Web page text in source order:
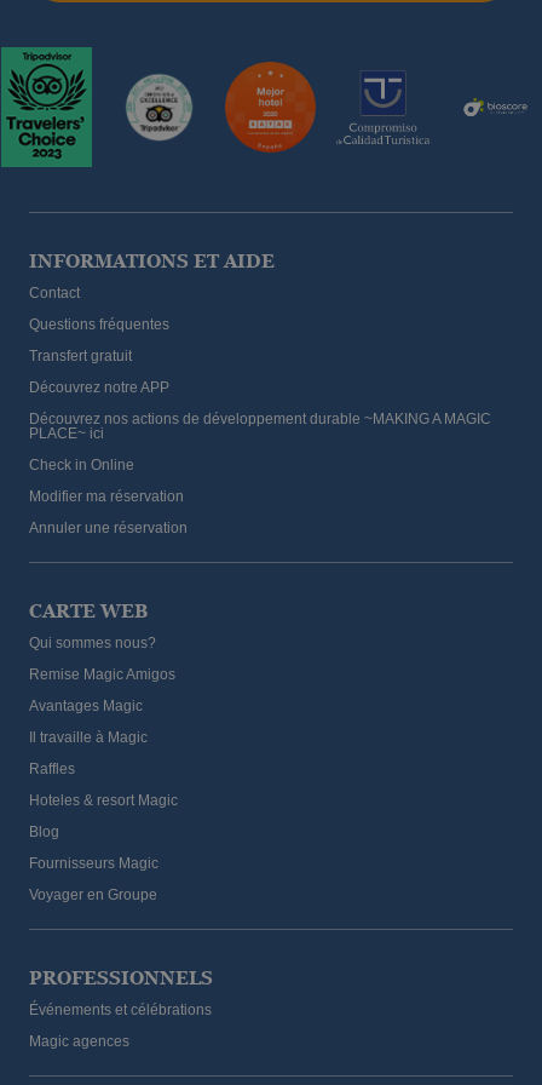
INFORMATIONS ET AIDE
Contact
Questions fréquentes
Transfert gratuit
Découvrez notre APP
Découvrez nos actions de développement durable ~MAKING A MAGIC
PLACE~ ici
Check in Online
Modifier ma réservation
Annuler une réservation
CARTE WEB
Qui sommes nous?
Remise Magic Amigos
Avantages Magic
Il travaille à Magic
Raffles
Hoteles & resort Magic
Blog
Fournisseurs Magic
Voyager en Groupe
PROFESSIONNELS
Événements et célébrations
Magic agences